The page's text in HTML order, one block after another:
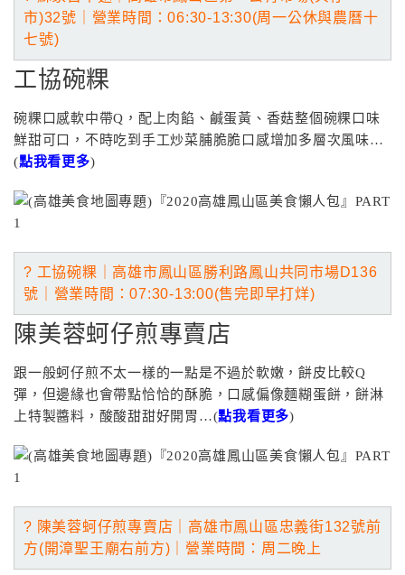
市)32號 ｜營業 時間：06:30-13:30(周一公休與農曆十
七號)
工協碗粿
碗粿口感軟中帶Q，配上肉餡、鹹蛋黃、香菇整個碗粿口味
鮮甜可口，不時吃到手工炒菜脯脆脆口感增加多層次風味…
(點我看更多)
? 工協碗粿｜高雄市鳳山區勝利路鳳山共同市場D136
號｜營業 時間：07:30-13:00(售完即早打烊)
陳美蓉蚵仔煎專賣店
跟一般蚵仔煎不太一樣的一點是不過於軟嫩，餅皮比較Q
彈，但邊緣也會帶點恰恰的酥脆，口感偏像麵糊蛋餅，餅淋
上特製醬料，酸酸甜甜好開胃…(點我看更多)
? 陳美蓉蚵仔煎專賣店｜高雄市鳳山區忠義街132號前
方(開漳聖王廟右前方)｜營業 時間：周二晚上